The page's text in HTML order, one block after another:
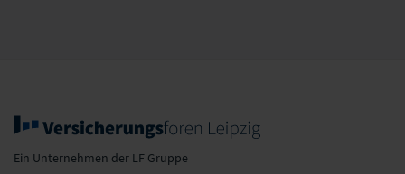
Ein Unternehmen der LF Gruppe